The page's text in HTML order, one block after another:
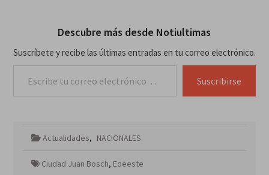
Descubre más desde Notiultimas
Suscríbete y recibe las últimas entradas en tu correo electrónico.
Suscribirse
Actualidades, NACIONALES
Ciudad Juan Bosch, Edeeste